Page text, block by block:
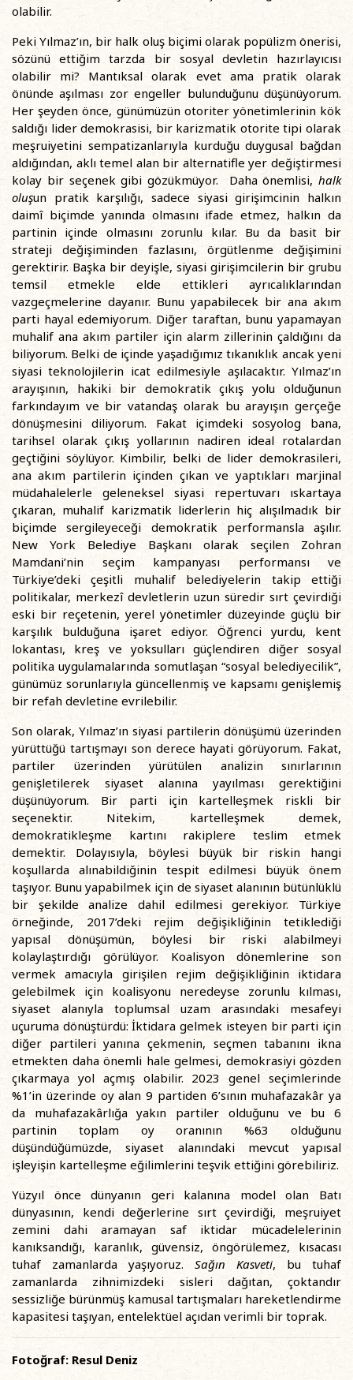
olabilir.
Peki Yılmaz’ın, bir halk oluş biçimi olarak popülizm önerisi,
sözünü ettiğim tarzda bir sosyal devletin hazırlayıcısı
olabilir mi? Mantıksal olarak evet ama pratik olarak
önünde aşılması zor engeller bulunduğunu düşünüyorum.
Her şeyden önce, günümüzün otoriter yönetimlerinin kök
saldığı lider demokrasisi, bir karizmatik otorite tipi olarak
meşruiyetini sempatizanlarıyla kurduğu duygusal bağdan
aldığından, aklı temel alan bir alternatifle yer değiştirmesi
kolay bir seçenek gibi gözükmüyor. Daha önemlisi, halk
oluşun pratik karşılığı, sadece siyasi girişimcinin halkın
daimî biçimde yanında olmasını ifade etmez, halkın da
partinin içinde olmasını zorunlu kılar. Bu da basit bir
strateji değişiminden fazlasını, örgütlenme değişimini
gerektirir. Başka bir deyişle, siyasi girişimcilerin bir grubu
temsil etmekle elde ettikleri ayrıcalıklarından
vazgeçmelerine dayanır. Bunu yapabilecek bir ana akım
parti hayal edemiyorum. Diğer taraftan, bunu yapamayan
muhalif ana akım partiler için alarm zillerinin çaldığını da
biliyorum. Belki de içinde yaşadığımız tıkanıklık ancak yeni
siyasi teknolojilerin icat edilmesiyle aşılacaktır. Yılmaz’ın
arayışının, hakiki bir demokratik çıkış yolu olduğunun
farkındayım ve bir vatandaş olarak bu arayışın gerçeğe
dönüşmesini diliyorum. Fakat içimdeki sosyolog bana,
tarihsel olarak çıkış yollarının nadiren ideal rotalardan
geçtiğini söylüyor. Kimbilir, belki de lider demokrasileri,
ana akım partilerin içinden çıkan ve yaptıkları marjinal
müdahalelerle geleneksel siyasi repertuvarı ıskartaya
çıkaran, muhalif karizmatik liderlerin hiç alışılmadık bir
biçimde sergileyeceği demokratik performansla aşılır.
New York Belediye Başkanı olarak seçilen Zohran
Mamdani’nin seçim kampanyası performansı ve
Türkiye’deki çeşitli muhalif belediyelerin takip ettiği
politikalar, merkezî devletlerin uzun süredir sırt çevirdiği
eski bir reçetenin, yerel yönetimler düzeyinde güçlü bir
karşılık bulduğuna işaret ediyor. Öğrenci yurdu, kent
lokantası, kreş ve yoksulları güçlendiren diğer sosyal
politika uygulamalarında somutlaşan “sosyal belediyecilik”,
günümüz sorunlarıyla güncellenmiş ve kapsamı genişlemiş
bir refah devletine evrilebilir.
Son olarak, Yılmaz’ın siyasi partilerin dönüşümü üzerinden
yürüttüğü tartışmayı son derece hayati görüyorum. Fakat,
partiler üzerinden yürütülen analizin sınırlarının
genişletilerek siyaset alanına yayılması gerektiğini
düşünüyorum. Bir parti için kartelleşmek riskli bir
seçenektir. Nitekim, kartelleşmek demek,
demokratikleşme kartını rakiplere teslim etmek
demektir. Dolayısıyla, böylesi büyük bir riskin hangi
koşullarda alınabildiğinin tespit edilmesi büyük önem
taşıyor. Bunu yapabilmek için de siyaset alanının bütünlüklü
bir şekilde analize dahil edilmesi gerekiyor. Türkiye
örneğinde, 2017’deki rejim değişikliğinin tetiklediği
yapısal dönüşümün, böylesi bir riski alabilmeyi
kolaylaştırdığı görülüyor. Koalisyon dönemlerine son
vermek amacıyla girişilen rejim değişikliğinin iktidara
gelebilmek için koalisyonu neredeyse zorunlu kılması,
siyaset alanıyla toplumsal uzam arasındaki mesafeyi
uçuruma dönüştürdü: İktidara gelmek isteyen bir parti için
diğer partileri yanına çekmenin, seçmen tabanını ikna
etmekten daha önemli hale gelmesi, demokrasiyi gözden
çıkarmaya yol açmış olabilir. 2023 genel seçimlerinde
%1’in üzerinde oy alan 9 partiden 6’sının muhafazakâr ya
da muhafazakârlığa yakın partiler olduğunu ve bu 6
partinin toplam oy oranının %63 olduğunu
düşündüğümüzde, siyaset alanındaki mevcut yapısal
işleyişin kartelleşme eğilimlerini teşvik ettiğini görebiliriz.
Yüzyıl önce dünyanın geri kalanına model olan Batı
dünyasının, kendi değerlerine sırt çevirdiği, meşruiyet
zemini dahi aramayan saf iktidar mücadelelerinin
kanıksandığı, karanlık, güvensiz, öngörülemez, kısacası
tuhaf zamanlarda yaşıyoruz. Sağın Kasveti, bu tuhaf
zamanlarda zihnimizdeki sisleri dağıtan, çoktandır
sessizliğe bürünmüş kamusal tartışmaları hareketlendirme
kapasitesi taşıyan, entelektüel açıdan verimli bir toprak.
Fotoğraf: Resul Deniz